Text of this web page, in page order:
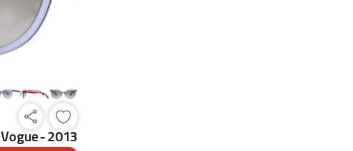
Vogue - 2013